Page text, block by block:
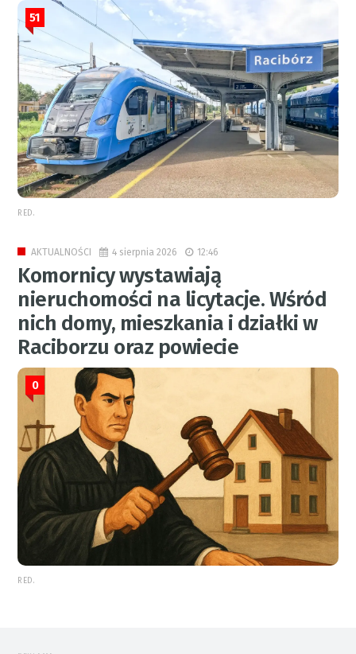
51
RED.
AKTUALNOŚCI 4 sierpnia 2026 12:46
Komornicy wystawiają
nieruchomości na licytacje. Wśród
nich domy, mieszkania i działki w
Raciborzu oraz powiecie
0
RED.